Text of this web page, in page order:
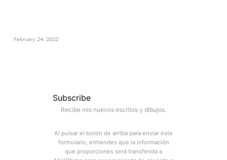
February 24, 2022
Subscribe
Recibe mis nuevos escritos y dibujos.
Al pulsar el botón de arriba para enviar este
formulario, entiendes que la información
que proporciones será transferida a